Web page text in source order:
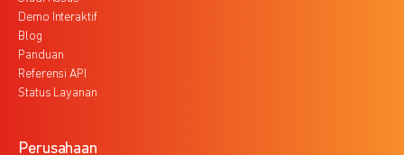
Demo Interaktif
Blog
Panduan
Referensi API
Status Layanan
Perusahaan